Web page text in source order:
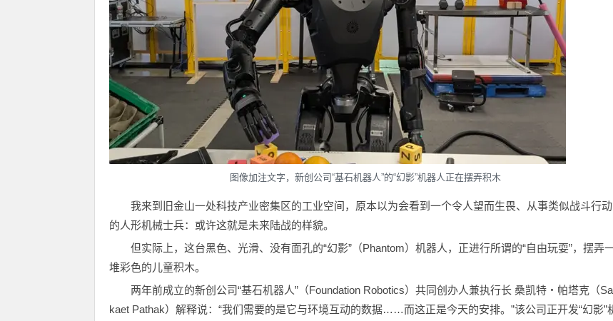
图像加注文字，新创公司“基石机器人”的“幻影”机器人正在摆弄积木
我来到旧金山一处科技产业密集区的工业空间，原本以为会看到一个令人望而生畏、从事类似战斗行动
的人形机械士兵：或许这就是未来陆战的样貌。
但实际上，这台黑色、光滑、没有面孔的“幻影”（Phantom）机器人，正进行所谓的“自由玩耍”，摆弄
堆彩色的儿童积木。
两年前成立的新创公司“基石机器人”（Foundation Robotics）共同创办人兼执行长 桑凯特・帕塔克（
kaet Pathak）解释说：“我们需要的是它与环境互动的数据……而这正是今天的安排。”该公司正开发“幻影”